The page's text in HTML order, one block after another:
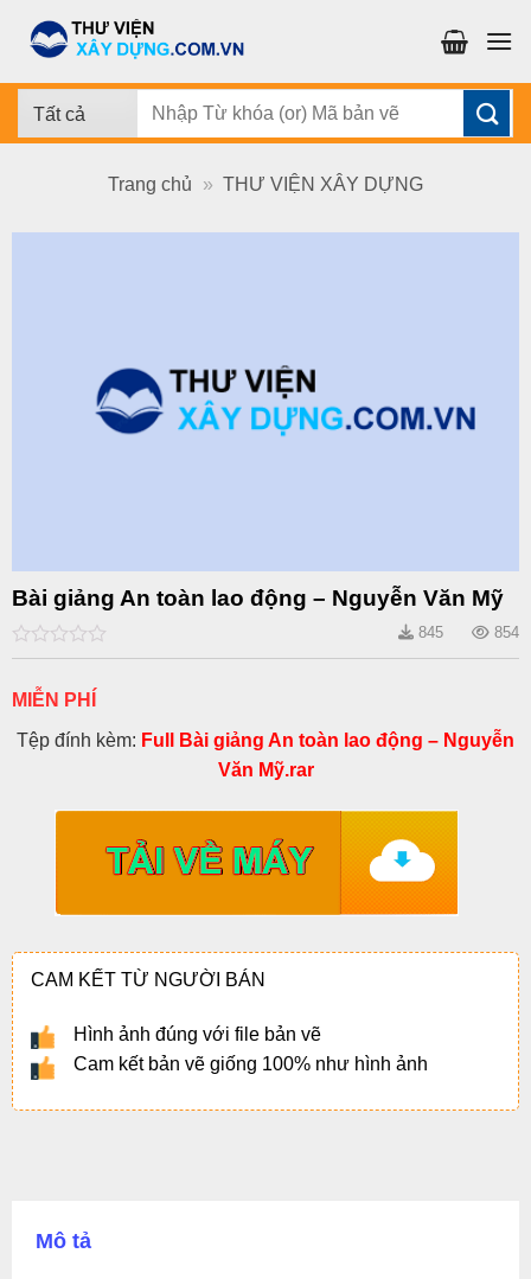
đến
dung
Tìm
Trang chủ » THƯ VIỆN XÂY DỰNG
Bài giảng An toàn lao động – Nguyễn Văn Mỹ
0
of
845 854
MIỄN PHÍ
Tệp đính kèm: Full Bài giảng An toàn lao động – Nguyễn
Văn Mỹ.rar
CAM KẾT TỪ NGƯỜI BÁN
Hình ảnh đúng với file bản vẽ
Cam kết bản vẽ giống 100% như hình ảnh
Mô tả